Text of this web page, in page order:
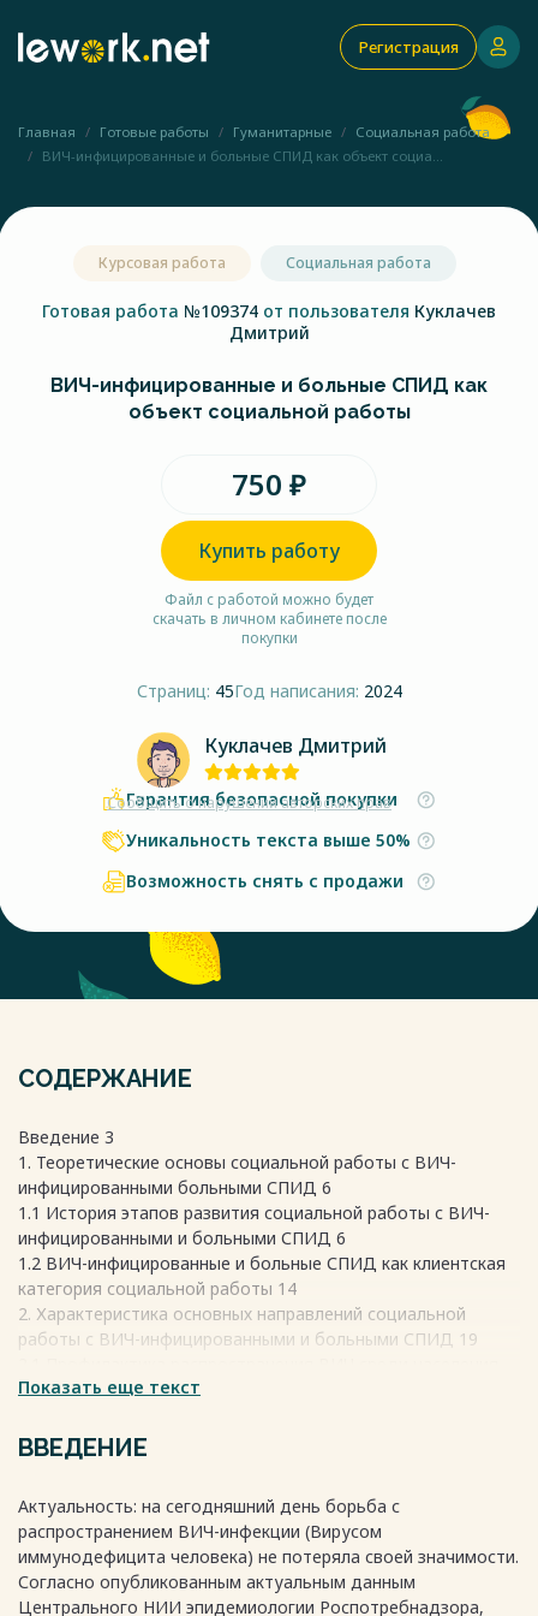
Регистрация
Главная Готовые работы Гуманитарные
Социальная работа
ВИЧ-инфицированные и больные СПИД как объект социа...
Курсовая работа Социальная работа
Готовая работа №109374 от пользователя Куклачев
Дмитрий
ВИЧ-инфицированные и больные СПИД как
объект социальной работы
750 ₽
Купить работу
Файл с работой можно будет
скачать в личном кабинете после
покупки
Страниц: 45Год написания: 2024
Куклачев Дмитрий
Сообщить о нарушении авторских прав
Гарантия безопасной покупки
Уникальность текста выше 50%
Возможность снять с продажи
СОДЕРЖАНИЕ
Введение 3
1. Теоретические основы социальной работы с ВИЧ-
инфицированными больными СПИД 6
1.1 История этапов развития социальной работы с ВИЧ-
инфицированными и больными СПИД 6
1.2 ВИЧ-инфицированные и больные СПИД как клиентская
категория социальной работы 14
2. Характеристика основных направлений социальной
работы с ВИЧ-инфицированными и больными СПИД 19
19
работы с ВИЧ-инфицированными и больными СПИД 26
2.3 Социально-правовое направление социальной работы с
Заключение 36
Список литературы и источников 38
Показать еще текст
ВВЕДЕНИЕ
Актуальность: на сегодняшний день борьба с
распространением ВИЧ-инфекции (Вирусом
иммунодефицита человека) не потеряла своей значимости.
Согласно опубликованным актуальным данным
Центрального НИИ эпидемиологии Роспотребнадзора,